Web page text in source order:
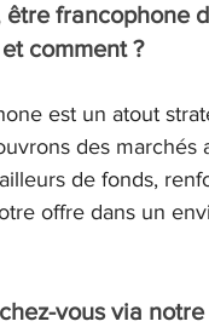
être francophone
comment ?
est un atout
des
de fonds,
offre dans un
vous via